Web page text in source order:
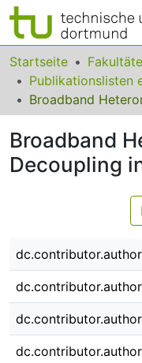
Bereiche &
Das gesamte
FAQ
Zurück zur Startseite
Startseite
Broadband
Decoupling
dc.contributor.author
dc.contributor.author
dc.contributor.author
dc.contributor.author